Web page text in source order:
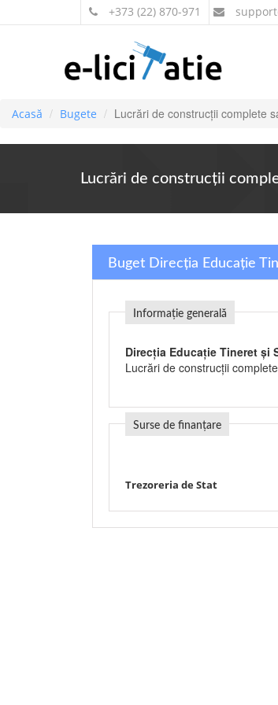
+373 (22) 870-971 support
Acasă Bugete Lucrări de construcţii complete
Lucrări de construcţii
Buget Direcția Educație
Informație generală
Direcția Educație Tineret și
Lucrări de construcţii
Surse de finanțare
Trezoreria de Stat